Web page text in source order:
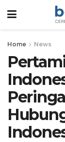
Home News